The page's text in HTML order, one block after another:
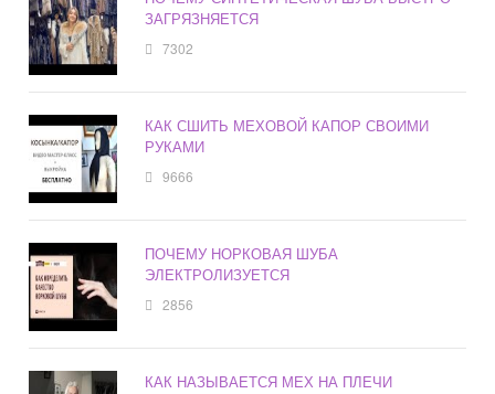
ЗАГРЯЗНЯЕТСЯ
7302
КАК СШИТЬ МЕХОВОЙ КАПОР СВОИМИ
РУКАМИ
9666
ПОЧЕМУ НОРКОВАЯ ШУБА
ЭЛЕКТРОЛИЗУЕТСЯ
2856
КАК НАЗЫВАЕТСЯ МЕХ НА ПЛЕЧИ